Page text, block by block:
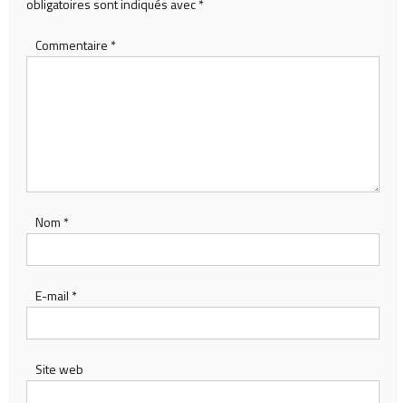
obligatoires sont indiqués avec*
Commentaire *
Nom *
E-mail *
Site web